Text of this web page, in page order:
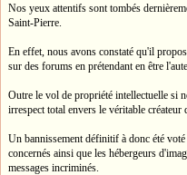
Nos yeux attentifs sont tombés
Saint-Pierre.
En effet, nous avons constaté qu'il
sur des forums en prétendant en être
Outre le vol de propriété intellectuelle si
irrespect total envers le véritable créateur
Un bannissement définitif à donc été
concernés ainsi que les hébergeurs
messages incriminés.